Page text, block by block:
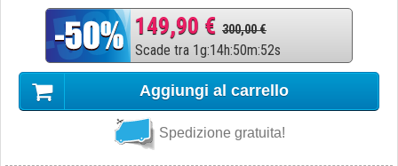
149,90 € 300,00 €
Scade tra 1g:14h:50m:51s
Aggiungi al carrello
Spedizione gratuita!